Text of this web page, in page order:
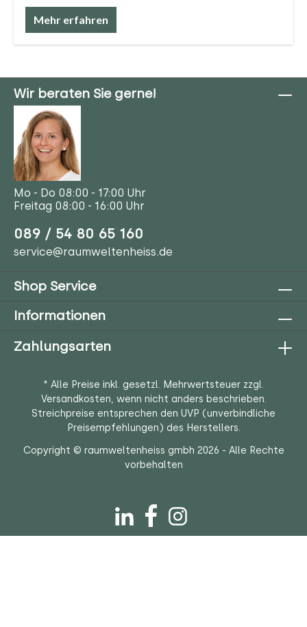
Mehr erfahren
Wir beraten Sie gerne!
Mo - Do 08:00 - 17:00 Uhr
089 / 54 80 65 160
* Alle Preise inkl. gesetzl. Mehrwertsteuer zzgl.
Versandkosten, wenn nicht anders beschrieben.
Streichpreise entsprechen den UVP (unverbindliche
Preisempfehlungen) des Herstellers.
Copyright © raumweltenheiss gmbh 2026 - Alle Rechte